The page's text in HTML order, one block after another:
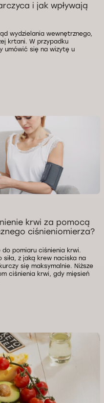
i jak wpływają
wydzielania wewnętrznego,
krtani. W przypadku
umówić się na wizytę u
krwi za pomocą
ciśnieniomierza?
do pomiaru ciśnienia krwi.
z jaką krew naciska na
się maksymalnie. Niższe
ciśnienia krwi, gdy mięsień